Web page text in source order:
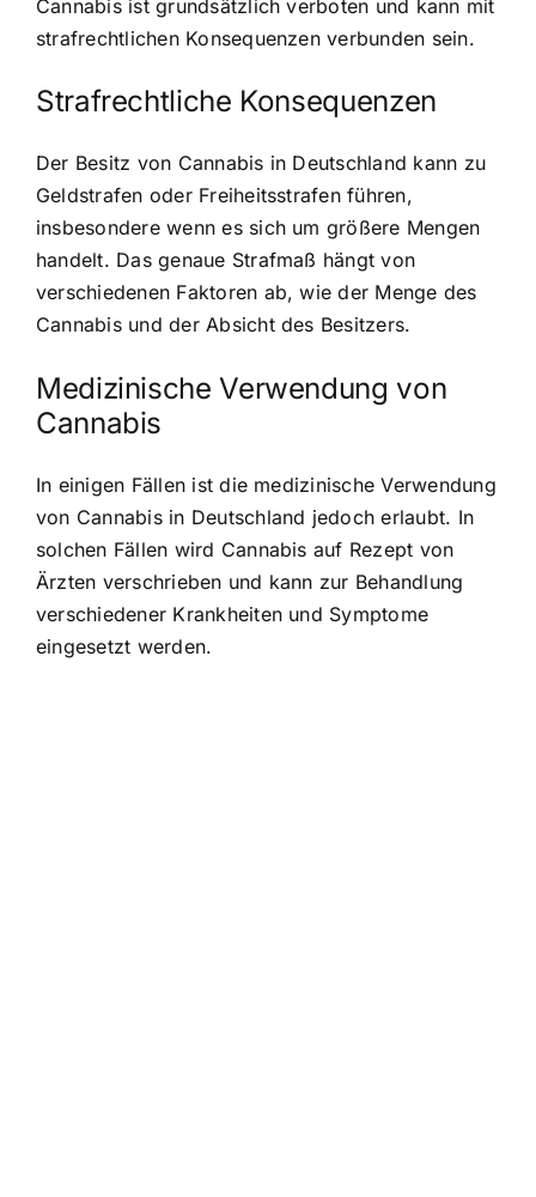
Cannabis ist grundsätzlich verboten und kann mit
strafrechtlichen Konsequenzen verbunden sein.
Strafrechtliche Konsequenzen
Der Besitz von Cannabis in Deutschland kann zu
Geldstrafen oder Freiheitsstrafen führen,
insbesondere wenn es sich um größere Mengen
handelt. Das genaue Strafmaß hängt von
verschiedenen Faktoren ab, wie der Menge des
Cannabis und der Absicht des Besitzers.
Medizinische Verwendung von
Cannabis
In einigen Fällen ist die medizinische Verwendung
von Cannabisin Deutschland jedoch erlaubt. In
solchen Fällen wird Cannabis auf Rezept von
Ärzten verschrieben und kann zur Behandlung
verschiedener Krankheiten und Symptome
eingesetzt werden.